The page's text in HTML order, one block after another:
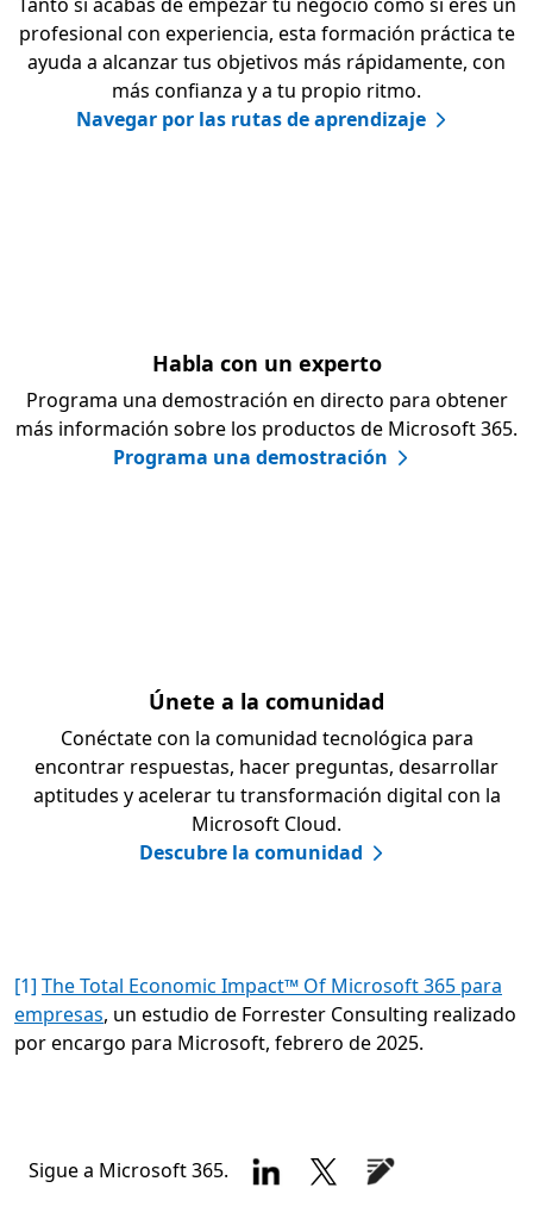
profesional con experiencia, esta formación práctica te
ayuda a alcanzar tus objetivos más rápidamente, con
más confianza y a tu propio ritmo.
Navegar por las rutas de aprendizaje
Habla con un experto
Programa una demostración en directo para obtener
más información sobre los productos de Microsoft 365.
Programa una demostración
Únete a la comunidad
Conéctate con la comunidad tecnológica para
encontrar respuestas, hacer preguntas, desarrollar
aptitudes y acelerar tu transformación digital con la
Microsoft Cloud.
Descubre la comunidad
[1] The Total Economic Impact™ Of Microsoft 365 para
empresas, un estudio de Forrester Consulting realizado
por encargo para Microsoft, febrero de 2025.
Sigue a Microsoft 365.